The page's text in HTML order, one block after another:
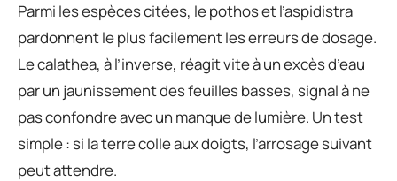
Parmi les espèces citées, le pothos et l’aspidistra
pardonnent le plus facilement les erreurs de dosage.
Le calathea, à l’inverse, réagit vite à un excès d’eau
par un jaunissement des feuilles basses, signal à ne
pas confondre avec un manque de lumière. Un test
simple : si la terre colle aux doigts, l’arrosage suivant
peut attendre.